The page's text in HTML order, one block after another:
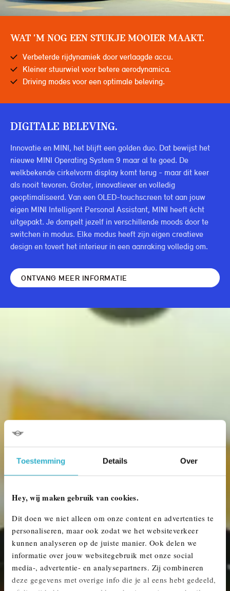
Toestemming Details Over
Hey, wij maken gebruik van cookies.
Dit doen we niet alleen om onze content en advertenties te
personaliseren, maar ook zodat we het websiteverkeer
kunnen analyseren op de juiste manier. Ook delen we
informatie over jouw websitegebruik met onze social
media-, advertentie- en analysepartners. Zij combineren
deze gegevens met overige info die je al eens hebt gedeeld,
WAT 'M NOG EEN STUKJE MOOIER MAAKT.
Verbeterde rijdynamiek door verlaagde accu.
Kleiner stuurwiel voor betere aerodynamica.
Driving modes voor een optimale beleving.
DIGITALE BELEVING.
Innovatie en MINI, het blijft een golden duo. Dat bewijst het
nieuwe MINI Operating System 9 maar al te goed. De
welkbekende cirkelvorm display komt terug - maar dit keer
als nooit tevoren. Groter, innovatiever en volledig
geoptimaliseerd. Van een OLED-touchscreen tot aan jouw
eigen MINI Intelligent Personal Assistant, MINI heeft écht
uitgepakt. Je dompelt jezelf in verschillende moods door te
switchen in modus. Elke modus heeft zijn eigen creatieve
design en tovert het interieur in een aanraking volledig om.
ONTVANG MEER INFORMATIE